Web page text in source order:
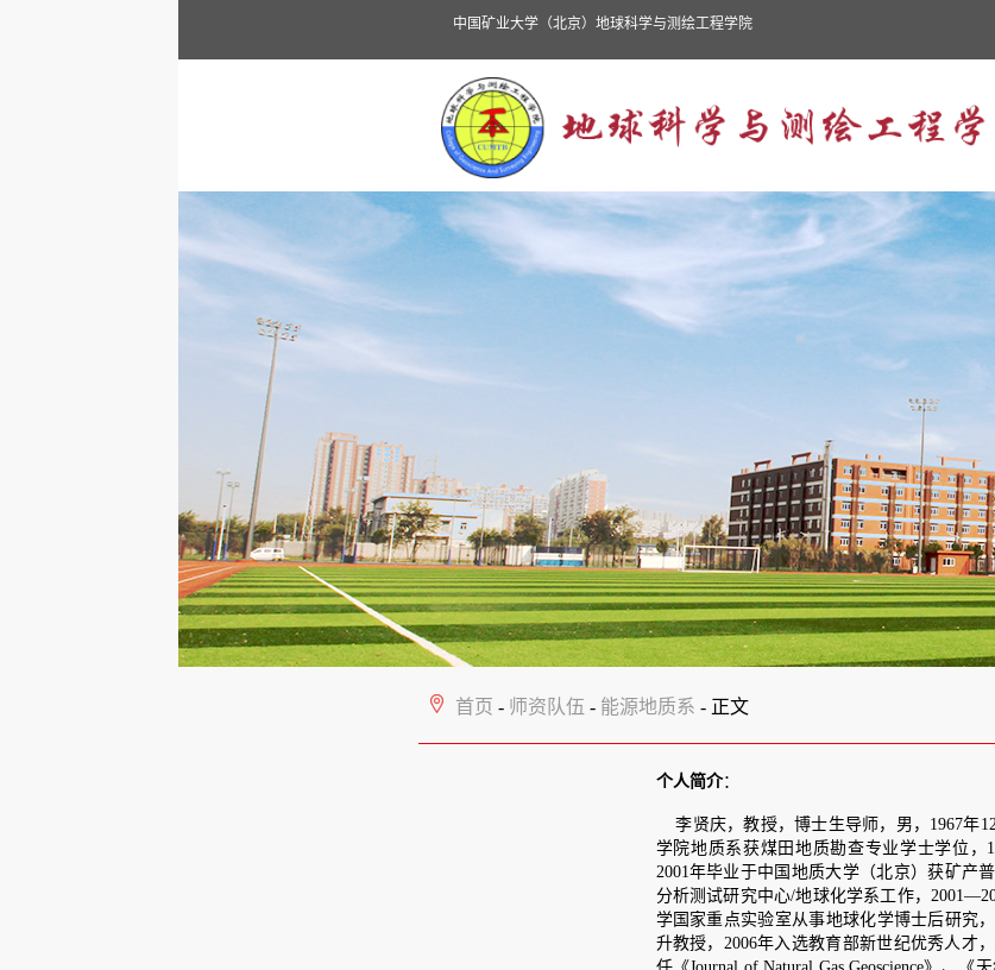
中国矿业大学（北京）地球科学与测绘工程学院
首页 学
能源地质系- 正文
，博士生导师，男，1967年12月生，浙江杭州市富阳
学院地质系获煤田地质勘查专业学士学位，1992年毕业获煤田油气
中国地质大学（北京）获矿产普查与勘探专业 博士学位
分析测试研究中心/地球化学系工作，2001—2004年在中国科学院广
学国家重点实验室从事地球化学博士后研究，2004年起在中国矿业大
升教授，2006年入选教育部新世纪优秀人才，2012年入选国土资源